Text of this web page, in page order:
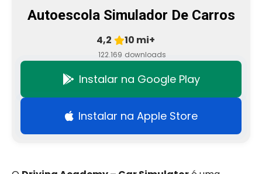
Autoescola Simulador De Carros
4,2
122.169
10 mi+
downloads
Instalar na Google Play
Instalar na Apple Store